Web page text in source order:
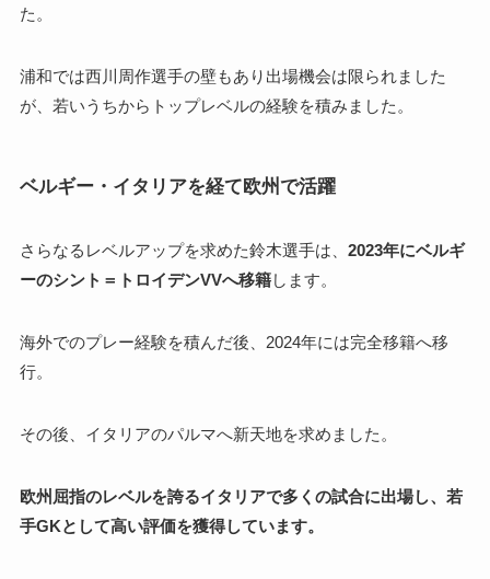
た。
浦和では西川周作選手の壁もあり出場機会は限られました
が、若いうちからトップレベルの経験を積みました。
ベルギー・イタリアを経て欧州で活躍
さらなるレベルアップを求めた鈴木選手は、 2023年にベルギ
ーのシント＝トロイデンVVへ移籍します。
海外でのプレー経験を積んだ後、2024年には完全移籍へ移
行。
その後、イタリアのパルマへ新天地を求めました。
欧州屈指のレベルを誇るイタリアで多くの試合に出場し、若
手GKとして高い評価を獲得しています。